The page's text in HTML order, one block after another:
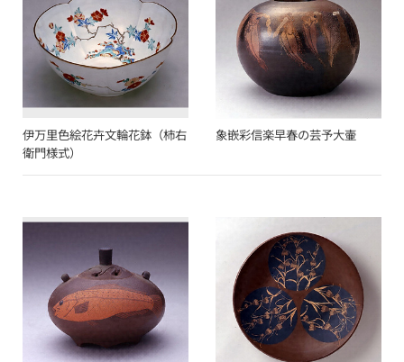
伊万里色絵花卉文輪花鉢（柿右
衛門様式）
象嵌彩信楽早春の芸予大壷